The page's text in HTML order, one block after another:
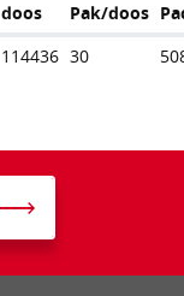
doos
Pak/doos
114436 30